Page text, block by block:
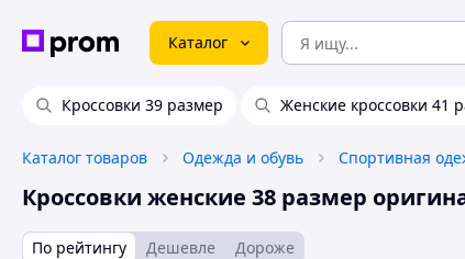
Каталог
Кроссовки 39 размер Женские кроссовки 41
Каталог товаров Одежда и обувь Спортивная
Кроссовки женские 38 размер
По рейтингу Дешевле Дороже